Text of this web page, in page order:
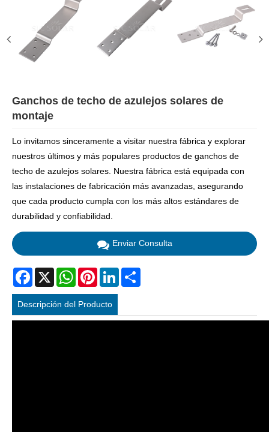
Ganchos de techo de azulejos solares de
montaje
Lo invitamos sinceramente a visitar nuestra fábrica y explorar
nuestros últimos y más populares productos de ganchos de
techo de azulejos solares. Nuestra fábrica está equipada con
las instalaciones de fabricación más avanzadas, asegurando
que cada producto cumpla con los más altos estándares de
durabilidad y confiabilidad.
Enviar Consulta
Facebook
X WhatsAppPinterestLinkedIn
Descripción del Producto